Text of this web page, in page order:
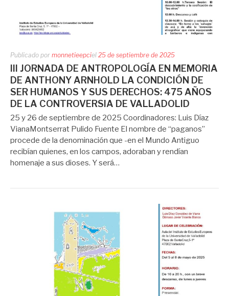
Publicado por monnetieepciel 25 de septiembre de 2025
III JORNADA DE ANTROPOLOGÍA EN MEMORIA
DE ANTHONY ARNHOLD LA CONDICIÓN DE
SER HUMANOS Y SUS DERECHOS: 475 AÑOS
DE LA CONTROVERSIA DE VALLADOLID
25 y 26 de septiembre de 2025 Coordinadores: Luis Díaz
VianaMontserrat Pulido Fuente El nombre de “paganos”
procede de la denominación que -en el Mundo Antiguo
recibían quienes, en los campos, adoraban y rendían
homenaje a sus dioses. Y será…